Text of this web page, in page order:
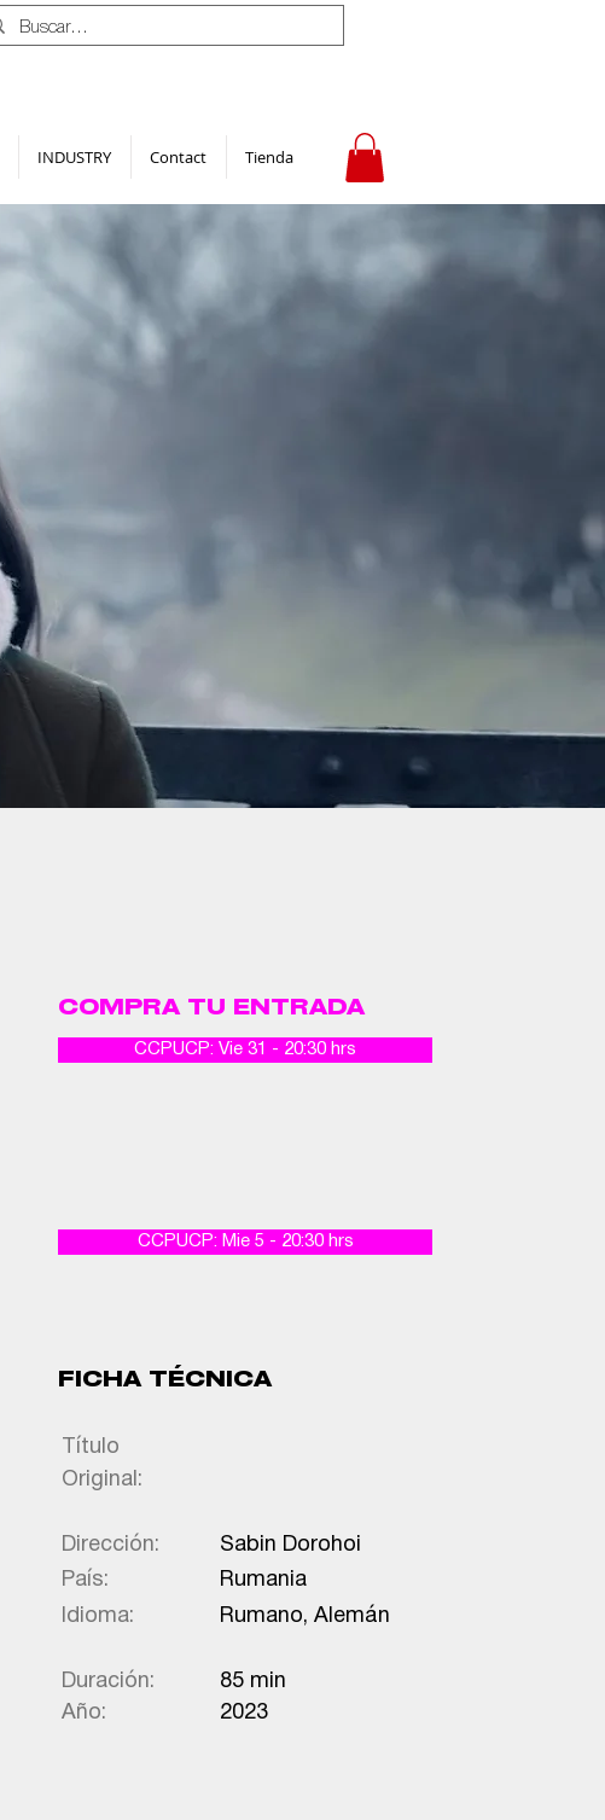
INDUSTRY Contact Tienda
COMPRA TU ENTRADA
CCPUCP: Vie 31 - 20:30 hrs
CCPUCP: Mie 5 - 20:30 hrs
FICHA TÉCNICA
Título
Original:
Dirección:
País:
Idioma:
Año:
Duración:
Sabin Dorohoi
Rumania
Rumano, Alemán
2023
85 min